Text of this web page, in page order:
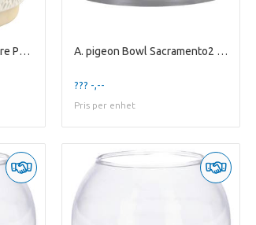
A. Celine White Stoneware Pot ES-17 A. pigeon Bowl Sacramento2 clear
??? -,--
Pris per enhet